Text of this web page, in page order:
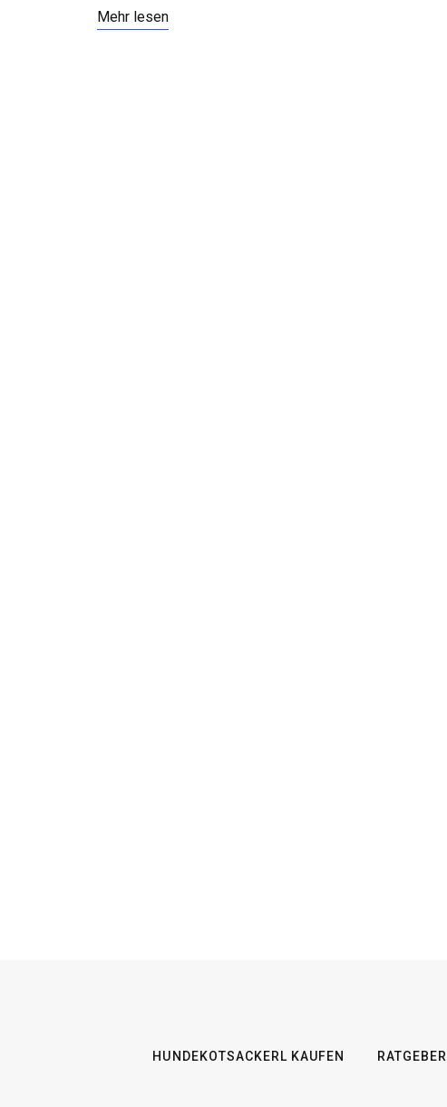
Mehr lesen
HUNDEKOTSACKERL KAUFEN RATGEBER